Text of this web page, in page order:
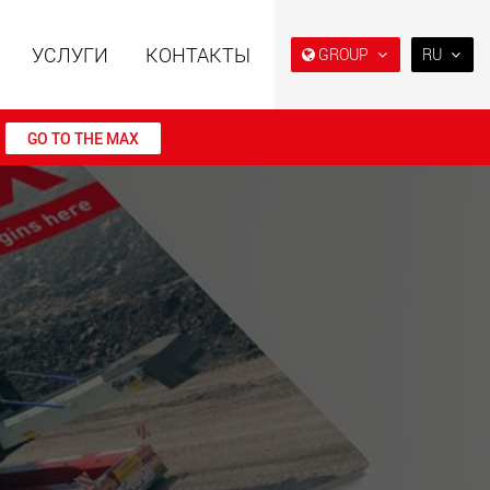
GROUP
прицепы с
конструкцией
нагрузки от
т
рынка США
www.maxtrailer.us
прицепы для
нагрузки от 20 т
Электрические
транспортные средства с
аккумуляторным
грузоподъёмностью от 5 т
RU
УСЛУГИ КОНТАКТЫ
GO TO THE MAX